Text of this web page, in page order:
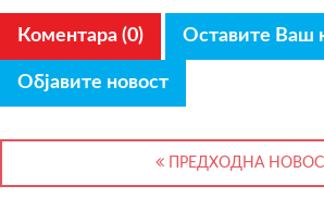
Коментара (0) Оставите Ваш
Објавите новост
ПРЕДХОДНА НОВОСТ